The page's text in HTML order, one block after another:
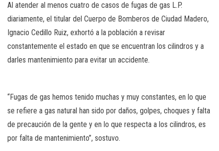
Al atender al menos cuatro de casos de fugas de gas L.P.
diariamente, el titular del Cuerpo de Bomberos de Ciudad Madero,
Ignacio Cedillo Ruiz, exhortó a la población a revisar
constantemente el estado en que se encuentran los cilindros y a
darles mantenimiento para evitar un accidente.
“Fugas de gas hemos tenido muchas y muy constantes, en lo que
se refiere a gas natural han sido por daños, golpes, choques y falta
de precaución de la gente y en lo que respecta a los cilindros, es
por falta de mantenimiento”, sostuvo.